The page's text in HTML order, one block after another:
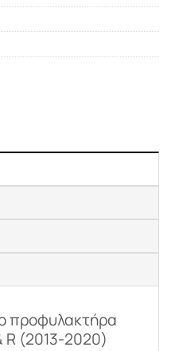
προφυλακτήρα
R (2013-2020)